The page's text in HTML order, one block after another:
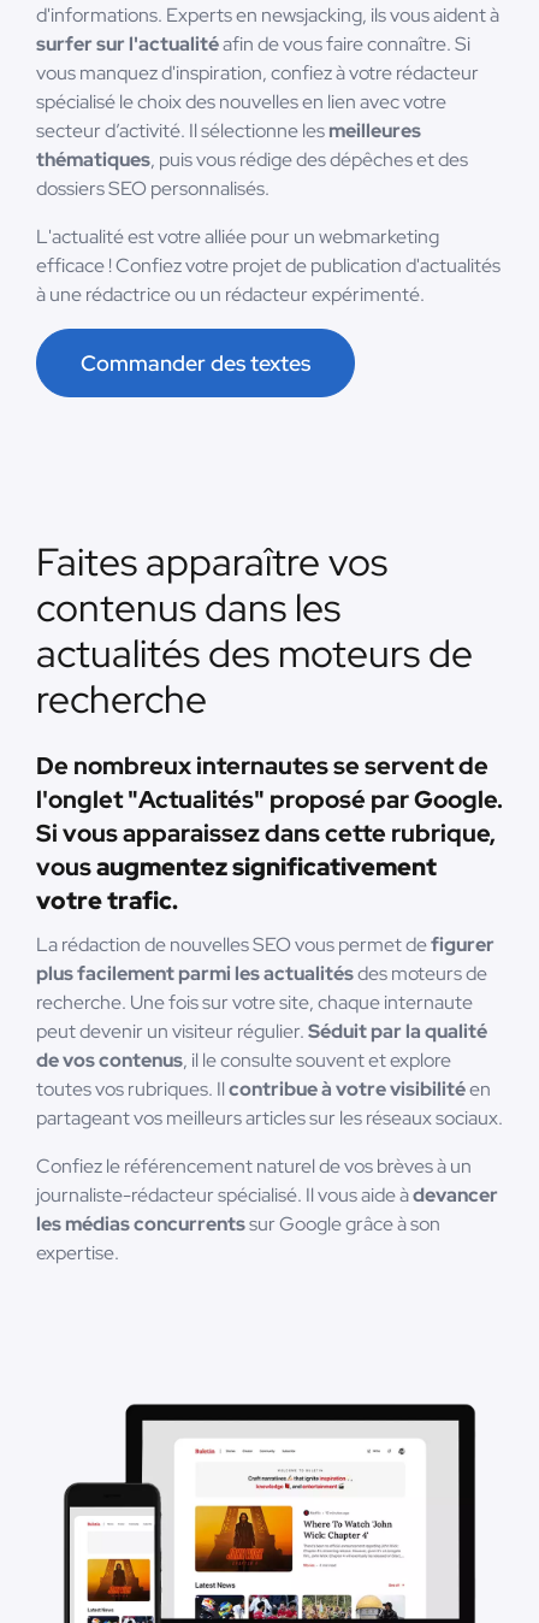
d'informations. Experts en newsjacking, ils vous aident à
surfer sur l'actualitéafin de vous faire connaître. Si
vous manquez d'inspiration, confiez à votre rédacteur
spécialisé le choix des nouvelles en lien avec votre
secteur d’activité. Il sélectionne lesmeilleures
thématiques, puis vous rédige des dépêches et des
dossiers SEO personnalisés.
L'actualité est votre alliée pour un webmarketing
efficace ! Confiez votre projet de publication d'actualités
à une rédactrice ou un rédacteur expérimenté.
Commander des textes
Faites apparaître vos
contenus dans les
actualités des moteurs de
recherche
De nombreux internautes se servent de
l'onglet "Actualités" proposé par Google.
Si vous apparaissez dans cette rubrique,
vousaugmentez significativement
votre trafic.
La rédaction de nouvelles SEO vous permet defigurer
plus facilement parmi les actualitésdes moteurs de
recherche. Une fois sur votre site, chaque internaute
peut devenir un visiteur régulier.Séduit par la qualité
de vos contenus, il le consulte souvent et explore
toutes vos rubriques. Ilcontribue à votre visibilitéen
partageant vos meilleurs articles sur les réseaux sociaux.
Confiez le référencement naturel de vos brèves à un
journaliste-rédacteur spécialisé. Il vous aide àdevancer
les médias concurrentssur Google grâce à son
expertise.